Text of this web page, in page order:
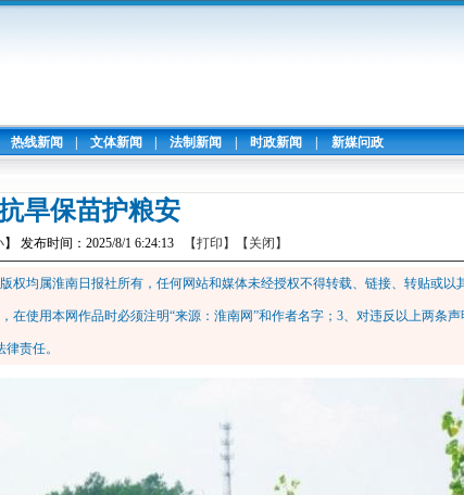
热线新闻 | 文体新闻 | 法制新闻 | 时政新闻 | 新媒问政
旱保苗护粮安
】 发布时间：2025/8/1 6:24:13 【打印】 【关闭】
权均属淮南日报社所有，任何网站和媒体未经授权不得转载、链接、转贴或以
在使用本网作品时必须注明“来源：淮南网”和作者名字；3、对违反以上两条声
责任。